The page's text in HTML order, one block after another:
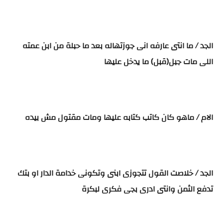
الجد / ما انتى عارفه انى جوزتهاله بعد ما حبلة من ابن عمته
اللى مات جبل(قبل) ما يدخل عليها
الام / ماهو كان كاتب كتابه عليها ومات مقتول مش بيده
الجد / خلاصت القول تتجوزى ابنى وتكونى خدامة الدار او بتك
تدفع الثمن وانتى ادرى بجى فكرى لبكرة